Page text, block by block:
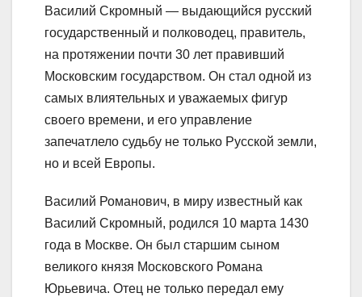
Василий Скромный — выдающийся русский
государственный и полководец, правитель,
на протяжении почти 30 лет правивший
Московским государством. Он стал одной из
самых влиятельных и уважаемых фигур
своего времени, и его управление
запечатлело судьбу не только Русской земли,
но и всей Европы.
Василий Романович, в миру известный как
Василий Скромный, родился 10 марта 1430
года в Москве. Он был старшим сыном
великого князя Московского Романа
Юрьевича. Отец не только передал ему